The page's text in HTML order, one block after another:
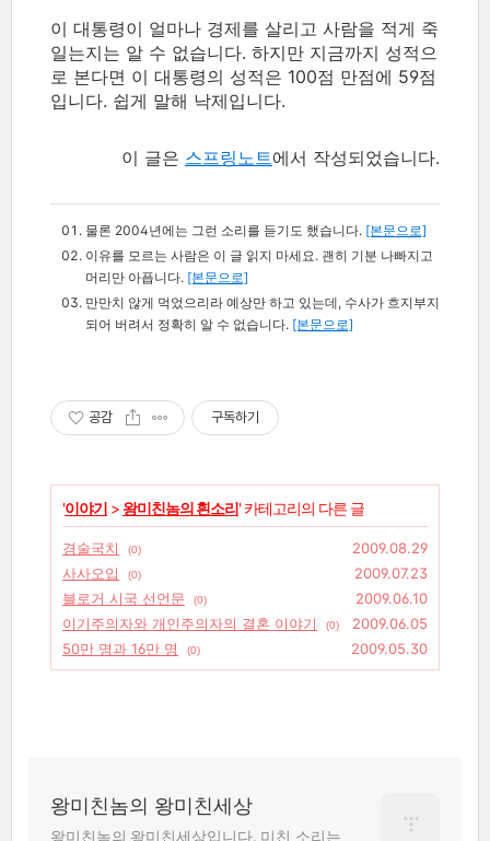
이 대통령이 얼마나 경제를 살리고 사람을 적게 죽
일는지는 알 수 없습니다. 하지만 지금까지 성적으
로 본다면 이 대통령의 성적은 100점 만점에 59점
입니다. 쉽게 말해 낙제입니다.
이 글은 스프링노트에서 작성되었습니다.
물론 2004년에는 그런 소리를 듣기도 했습니다. [본문으로]
이유를 모르는 사람은 이 글 읽지 마세요. 괜히 기분 나빠지고
머리만 아픕니다. [본문으로]
만만치 않게 먹었으리라 예상만 하고 있는데, 수사가 흐지부지
되어 버려서 정확히 알 수 없습니다. [본문으로]
공감 구독하기
'이야기 > 왕미친놈의 흰소리' 카테고리의 다른 글
경술국치 (0)
2009.08.29
사사오입
(0)
2009.07.23
블로거 시국 선언문
(0)
2009.06.10
이기주의자와 개인주의자의 결혼 이야기
(0)
2009.06.05
50만 명과 16만 명
(0) 2009.05.30
왕미친놈의 왕미친세상
왕미친놈의 왕미친세상입니다. 미친 소리는